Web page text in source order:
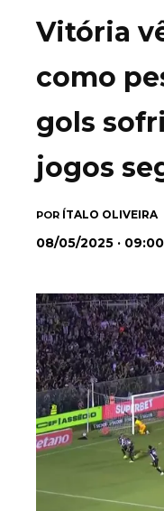
Vitória
como
gols
jogos
POR ÍTALO OLIVEIRA
08/05/2025 · 09:00